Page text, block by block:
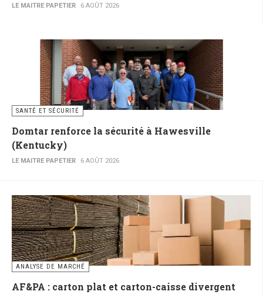
LE MAITRE PAPETIER 6 AOÛT 2026
SANTÉ ET SÉCURITÉ
Domtar renforce la sécurité à Hawesville
(Kentucky)
LE MAITRE PAPETIER 6 AOÛT 2026
ANALYSE DE MARCHÉ
AF&PA : carton plat et carton-caisse divergent